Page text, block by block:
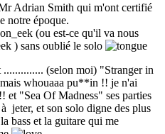
Adrian Smith qui m'ont certifié
notre époque.
(ou est-ce qu'il va nous
) sans oublié le solo
(selon moi) "Stranger in
whouaaa pu**in !! je n'ai
et "Sea Of Madness" ses parties
jeter, et son solo digne des plus
bass et la guitare qui me